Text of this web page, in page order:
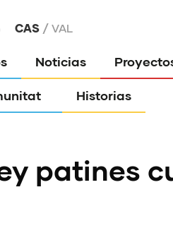
CAS VAL
Noticias
Historias
patines